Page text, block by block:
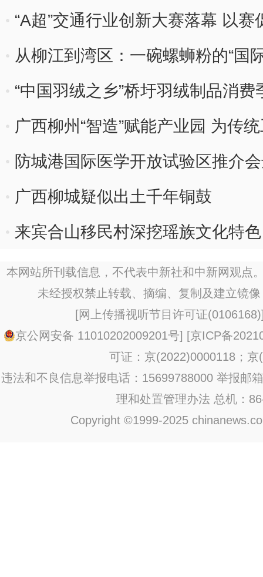
“A超”交通行业创新大赛落幕 以赛
从柳江到湾区：一碗螺蛳粉的“国
“中国羽绒之乡”桥圩羽绒制品消费
广西柳州“智造”赋能产业园 为传
防城港国际医学开放试验区推介
广西柳城疑似出土千年铜鼓
来宾合山移民村深挖瑶族文化特
本网站所刊载信息，不代表中新社和中新网观点
未经授权禁止转载、摘编、复制及建立镜
[网上传播视听节目许可证(0106168)
京公网安备 11010202009201号] [京ICP备
可证：京(2022)0000118；京
违法和不良信息举报电话：15699788000 举报邮
理和处置管理办法 总机：
Copyright ©1999-2025